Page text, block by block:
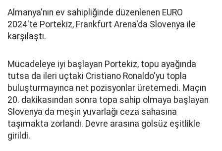
Almanya'nın ev sahipliğinde düzenlenen EURO
2024'te Portekiz, Frankfurt Arena'da Slovenya ile
karşılaştı.
Mücadeleye iyi başlayan Portekiz, topu ayağında
tutsa da ileri uçtaki Cristiano Ronaldo'yu topla
buluşturmayınca net pozisyonlar üretemedi. Maçın
20. dakikasından sonra topa sahip olmaya başlayan
Slovenya da meşin yuvarlağı ceza sahasına
taşımakta zorlandı. Devre arasına golsüz eşitlikle
girildi.